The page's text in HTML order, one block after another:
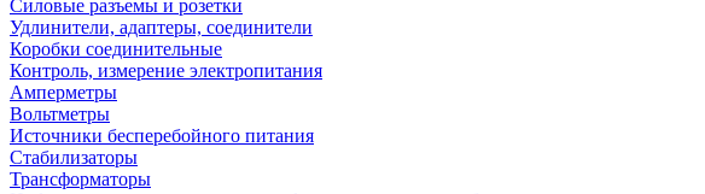
Силовые разъемы и розетки
Удлинители, адаптеры, соединители
Коробки соединительные
Контроль, измерение электропитания
Амперметры
Вольтметры
Источники бесперебойного питания
Стабилизаторы
Трансформаторы